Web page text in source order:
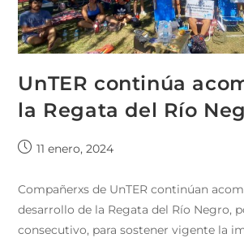
UnTER continúa
la Regata del Río
11 enero, 2024
Compañerxs de UnTER continúan
desarrollo de la Regata del Río Negro,
consecutivo, para sostener vigente la